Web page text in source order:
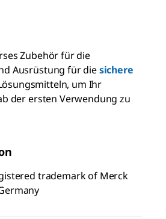
Zubehör für die
Ausrüstung für diesichere
um Ihr
der ersten Verwendung zu
trademark of Merck